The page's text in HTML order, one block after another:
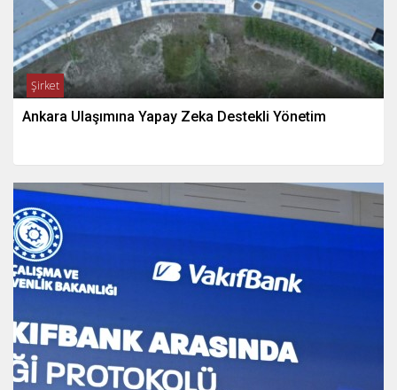
Şirket
Ankara Ulaşımına Yapay Zeka Destekli Yönetim